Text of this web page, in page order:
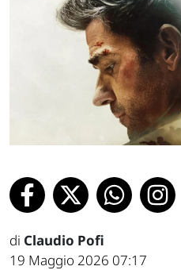
di Claudio Pofi
19 Maggio 2026 07:17